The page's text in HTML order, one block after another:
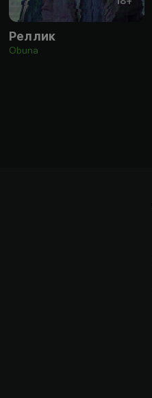
Реллик
Obuna